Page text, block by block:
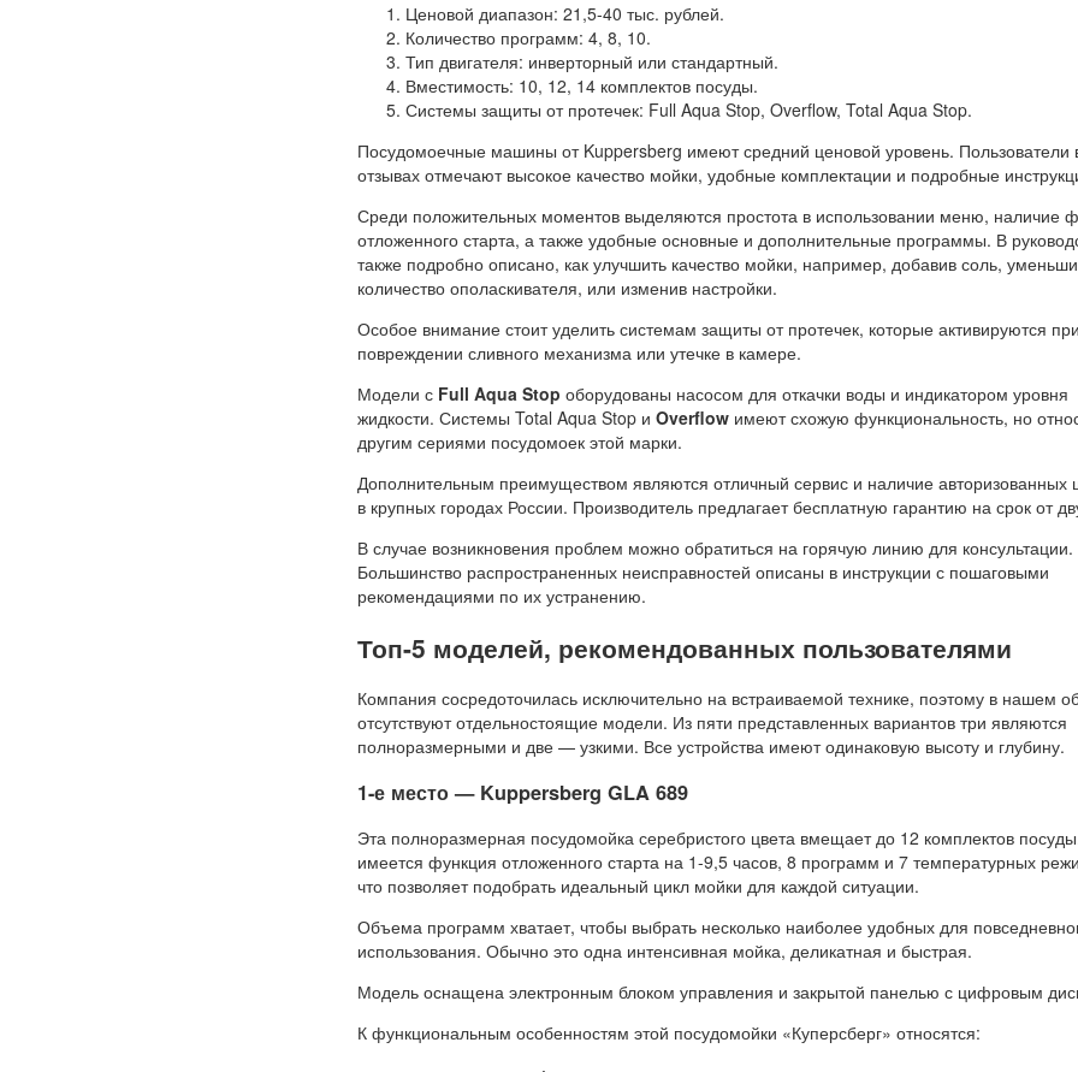
Ценовой диапазон: 21,5-40 тыс. рублей.
Количество программ: 4, 8, 10.
Тип двигателя: инверторный или стандартный.
Вместимость: 10, 12, 14 комплектов посуды.
Системы защиты от протечек: Full Aqua Stop, Overflow, Total Aqua Stop.
Посудомоечные машины от Kuppersberg имеют средний ценовой уровень. Пользователи
отзывах отмечают высокое качество мойки, удобные комплектации и подробные
Среди положительных моментов выделяются простота в использовании меню, наличие
отложенного старта, а также удобные основные и дополнительные программы. В
также подробно описано, как улучшить качество мойки, например, добавив соль,
количество ополаскивателя, или изменив настройки.
Особое внимание стоит уделить системам защиты от протечек, которые активируются при
повреждении сливного механизма или утечке в камере.
Модели с Full Aqua Stop оборудованы насосом для откачки воды и индикатором уровня
жидкости. Системы Total Aqua Stop и Overflow имеют схожую функциональность, но
другим сериями посудомоек этой марки.
Дополнительным преимуществом являются отличный сервис и наличие авторизованных
в крупных городах России. Производитель предлагает бесплатную гарантию на срок от
В случае возникновения проблем можно обратиться на горячую линию для консультации.
Большинство распространенных неисправностей описаны в инструкции с пошаговыми
рекомендациями по их устранению.
Топ-5 моделей, рекомендованных пользователями
Компания сосредоточилась исключительно на встраиваемой технике, поэтому в нашем
отсутствуют отдельностоящие модели. Из пяти представленных вариантов три являются
полноразмерными и две — узкими. Все устройства имеют одинаковую высоту и глубину.
1-е место — Kuppersberg GLA 689
Эта полноразмерная посудомойка серебристого цвета вмещает до 12 комплектов
имеется функция отложенного старта на 1-9,5 часов, 8 программ и 7 температурных
что позволяет подобрать идеальный цикл мойки для каждой ситуации.
Объема программ хватает, чтобы выбрать несколько наиболее удобных для
использования. Обычно это одна интенсивная мойка, деликатная и быстрая.
Модель оснащена электронным блоком управления и закрытой панелью с цифровым
К функциональным особенностям этой посудомойки «Куперсберг» относятся: